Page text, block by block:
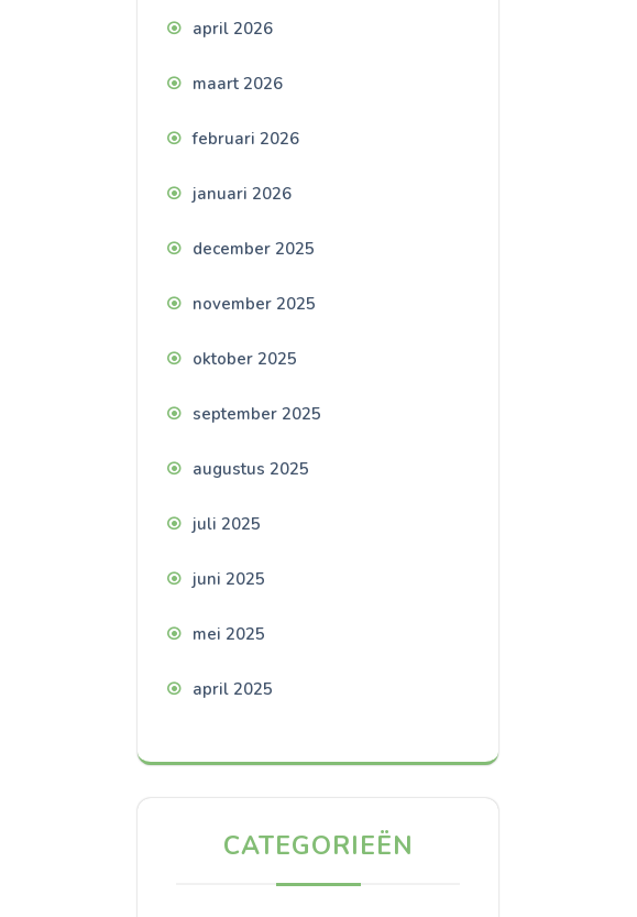
april 2026
maart 2026
februari 2026
januari 2026
december 2025
november 2025
oktober 2025
september 2025
augustus 2025
juli 2025
juni 2025
mei 2025
april 2025
CATEGORIEËN